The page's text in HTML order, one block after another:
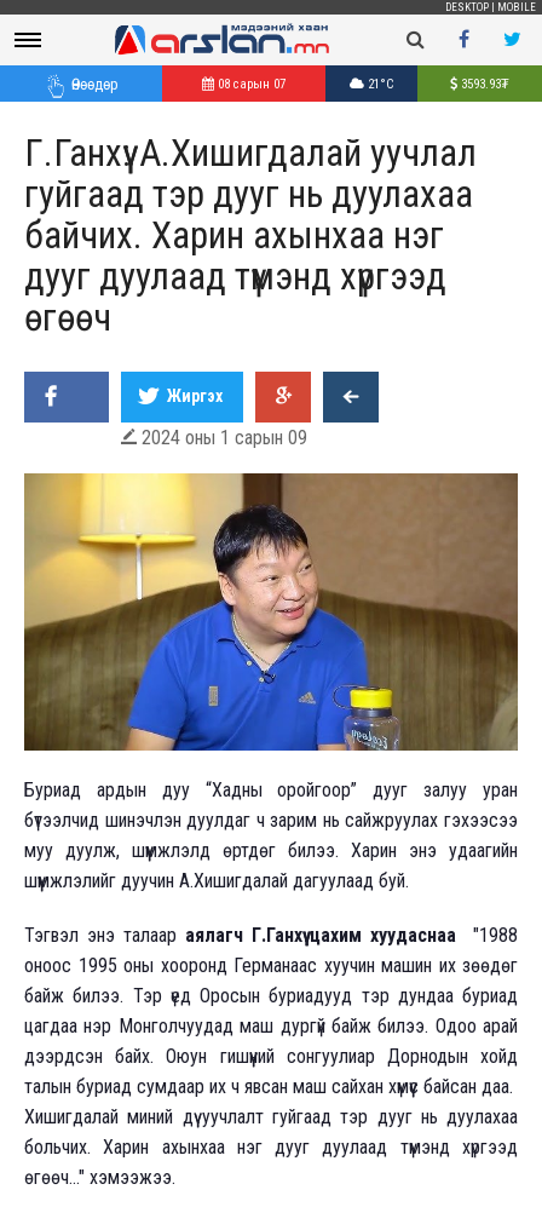
DESKTOP MOBILE
Өнөөдөр 08 сарын 07 21°C 3593.93₮
Г.Ганхүү: А.Хишигдалай уучлал
гуйгаад тэр дууг нь дуулахаа
байчих. Харин ахынхаа нэг
дууг дуулаад түмэнд хүргээд
өгөөч
Жиргэх
 2024 оны 1 сарын 09
Буриад ардын дуу “Хадны оройгоор” дууг залуу уран
бүтээлчид шинэчлэн дуулдаг ч зарим нь сайжруулах гэхээсээ
муу дуулж, шүүмжлэлд өртдөг билээ. Харин энэ удаагийн
шүүмжлэлийг дуучин А.Хишигдалай дагуулаад буй.
Тэгвэл энэ талаар аялагч Г.Ганхүү цахим хуудаснаа "1988
оноос 1995 оны хооронд Германаас хуучин машин их зөөдөг
байж билээ. Тэр үед Оросын буриадууд тэр дундаа буриад
цагдаа нэр Монголчуудад маш дургүй байж билээ. Одоо арай
дээрдсэн байх. Оюун гишүүний сонгуулиар Дорнодын хойд
талын буриад сумдаар их ч явсан маш сайхан хүмүүс байсан даа.
Хишигдалай миний дүү уучлалт гуйгаад тэр дууг нь дуулахаа
больчих. Харин ахынхаа нэг дууг дуулаад түмэнд хүргээд
өгөөч..." хэмээжээ.